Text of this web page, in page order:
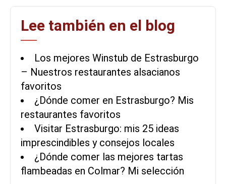
Lee también en el blog
Los mejores Winstub de Estrasburgo
– Nuestros restaurantes alsacianos
favoritos
¿Dónde comer en Estrasburgo? Mis
restaurantes favoritos
Visitar Estrasburgo: mis 25 ideas
imprescindibles y consejos locales
¿Dónde comer las mejores tartas
flambeadas en Colmar? Mi selección